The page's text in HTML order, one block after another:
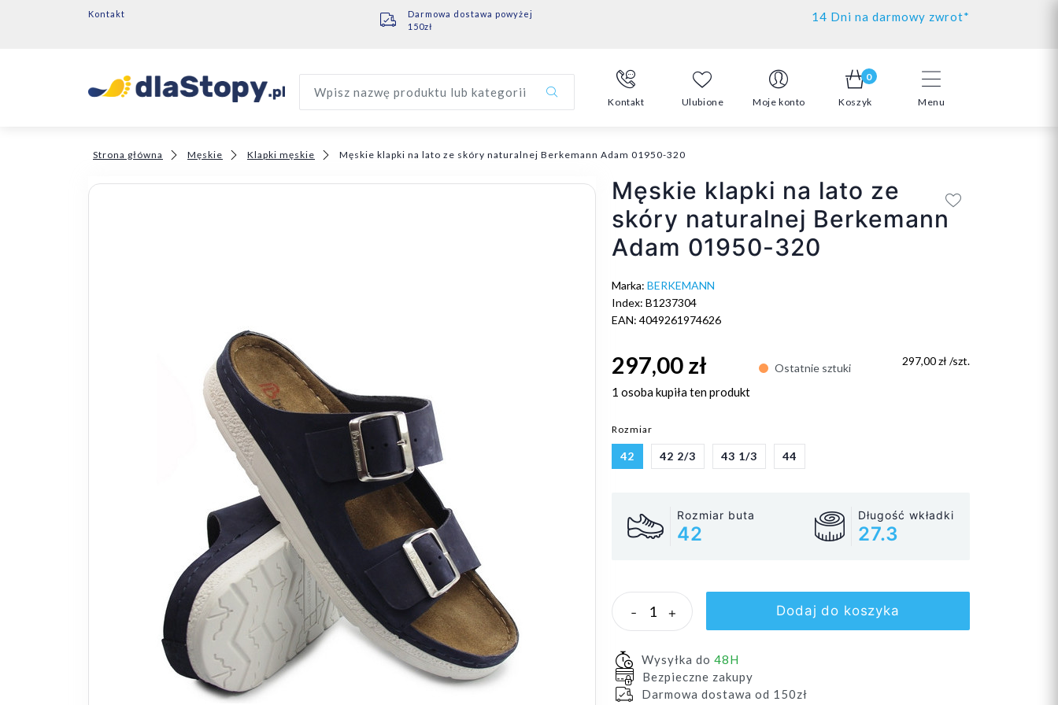
Kontakt
Darmowa dostawa powyżej
150zł
14 Dni na darmowy zwrot*
Menu
Wpisz nazwę produktu lub kategorii
Kontakt Ulubione Moje konto
0
Koszyk
Strona główna Męskie Klapki męskie Męskie klapki na lato ze skóry naturalnej Berkemann Adam 01950-320
Męskie klapki na lato ze
skóry naturalnej Berkemann
Adam 01950-320
Marka: BERKEMANN
Index: B1237304
EAN: 4049261974626
297,00 zł Ostatnie sztuki
297,00 zł /szt.
1 osobakupiła ten produkt
Rozmiar
42 42 2/3 43 1/3 44
Rozmiar buta
42
Długość wkładki
27.3
- + Dodaj do koszyka
Wysyłka do 48H
Bezpieczne zakupy
Darmowa dostawa od 150zł